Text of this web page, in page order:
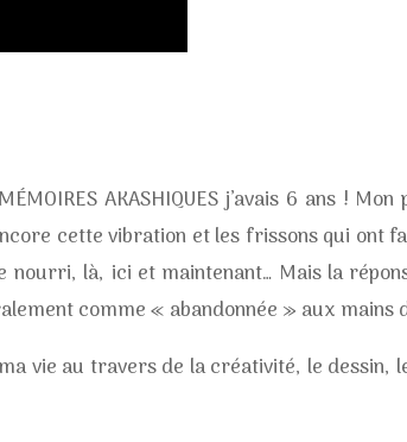
AKASHIQUES j’avais 6 ans !
cette vibration et les frissons qui ont
nourri, là, ici et maintenant… Mais la
comme « abandonnée » aux mains
vie au travers de la créativité, le dessin,